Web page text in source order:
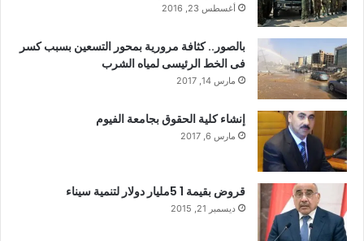
أغسطس 23, 2016
بالصور.. كثافة مرورية بمحور التسعين بسبب كسر
فى الخط الرئيسى لمياه الشرب
مارس 14, 2017
إنشاء كلية الحقوق بجامعة الفيوم
مارس 6, 2017
قروض بقيمة 1 5مليار دولار لتنمية سيناء
ديسمبر 21, 2015